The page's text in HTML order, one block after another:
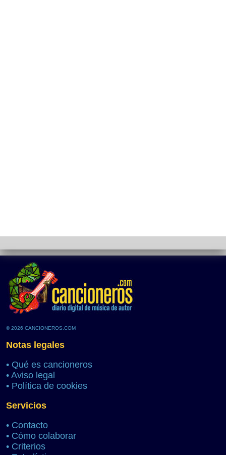
© 2026 CANCIONEROS.COM
Notas legales
• Qué es cancioneros
• Aviso legal
• Política de cookies
Servicios
• Contacto
• Cómo colaborar
• Criterios